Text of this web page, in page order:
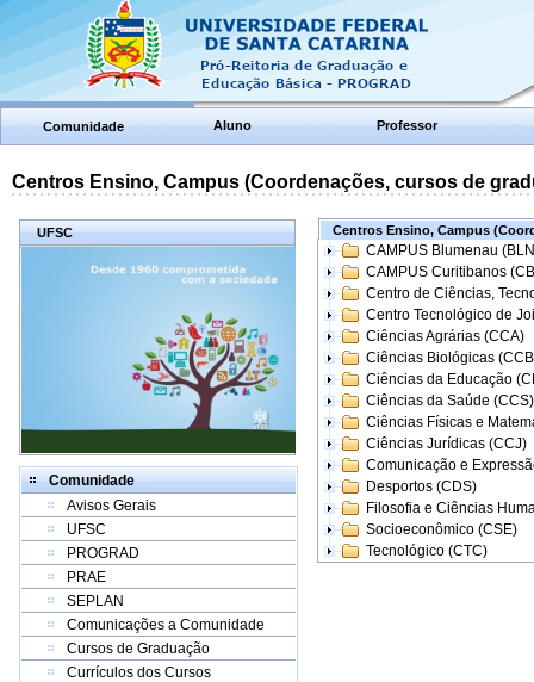
Comunidade Aluno Professor
Centros Ensino, Campus (Coordenações, cursos de
UFSC
Comunidade
Avisos Gerais
UFSC
PROGRAD
PRAE
SEPLAN
Comunicações a Comunidade
Cursos de Graduação
Currículos dos Cursos
Centros Ensino, Campus
CAMPUS Blumenau
CAMPUS Curitibanos
Centro de Ciências,
Centro Tecnológico de
Ciências Agrárias (CCA)
Ciências Biológicas
Ciências da Educação
Ciências da Saúde (CCS)
Ciências Físicas e
Ciências Jurídicas (CCJ)
Comunicação e
Desportos (CDS)
Filosofia e Ciências
Socioeconômico (CSE)
Tecnológico (CTC)